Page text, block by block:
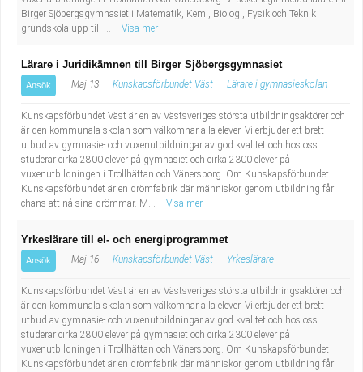
Birger Sjöbergsgymnasiet i Matematik, Kemi, Biologi, Fysik och Teknik
grundskola upp till ...
Visa mer
Lärare i Juridikämnen till Birger Sjöbergsgymnasiet
Ansök Maj 13 Kunskapsförbundet Väst Lärare i gymnasieskolan
Kunskapsförbundet Väst är en av Västsveriges största utbildningsaktörer och
är den kommunala skolan som välkomnar alla elever. Vi erbjuder ett brett
utbud av gymnasie- och vuxenutbildningar av god kvalitet och hos oss
studerar cirka 2800 elever på gymnasiet och cirka 2300 elever på
vuxenutbildningen i Trollhättan och Vänersborg. Om Kunskapsförbundet
Kunskapsförbundet är en drömfabrik där människor genom utbildning får
chans att nå sina drömmar. M...
Visa mer
Yrkeslärare till el- och energiprogrammet
Ansök Maj 16 Kunskapsförbundet Väst Yrkeslärare
Kunskapsförbundet Väst är en av Västsveriges största utbildningsaktörer och
är den kommunala skolan som välkomnar alla elever. Vi erbjuder ett brett
utbud av gymnasie- och vuxenutbildningar av god kvalitet och hos oss
studerar cirka 2800 elever på gymnasiet och cirka 2300 elever på
vuxenutbildningen i Trollhättan och Vänersborg. Om Kunskapsförbundet
Kunskapsförbundet är en drömfabrik där människor genom utbildning får